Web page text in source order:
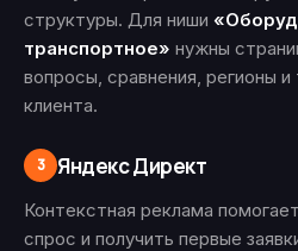
структуры. Для ниши
транспортное» нужны
вопросы, сравнения, регионы
клиента.
3 Яндекс Директ
Контекстная реклама
спрос и получить первые